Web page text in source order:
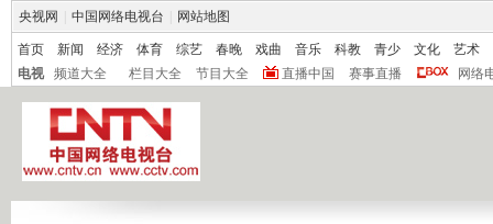
央视网 中国网络电视台 网站地图
首页 新闻 经济 体育 综艺 春晚 戏曲 音乐 科教 青少 文化
艺术
电视
频道大全 栏目大全 节目大全 直播中国 赛事直播 网络